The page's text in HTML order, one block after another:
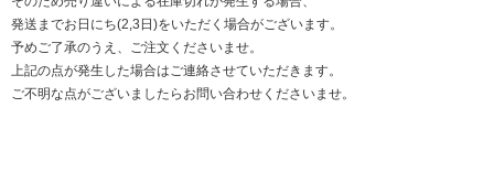
発送までお日にち(2,3日)をいただく場合がございます。
予めご了承のうえ、ご注文くださいませ。
上記の点が発生した場合はご連絡させていただきます。
ご不明な点がございましたらお問い合わせくださいませ。